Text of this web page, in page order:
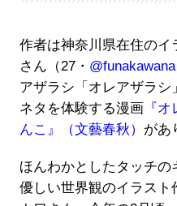
作者は神奈川県在住のイ
さん（27・ @funakawana
アザラシ「オレアザラシ
ネタを体験する漫画『オ
んこ』（文藝春秋） があ
ほんわかとしたタッチの
優しい世界観のイラスト